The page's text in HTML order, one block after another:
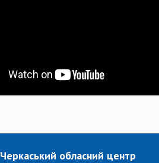
Черкаський обласний центр